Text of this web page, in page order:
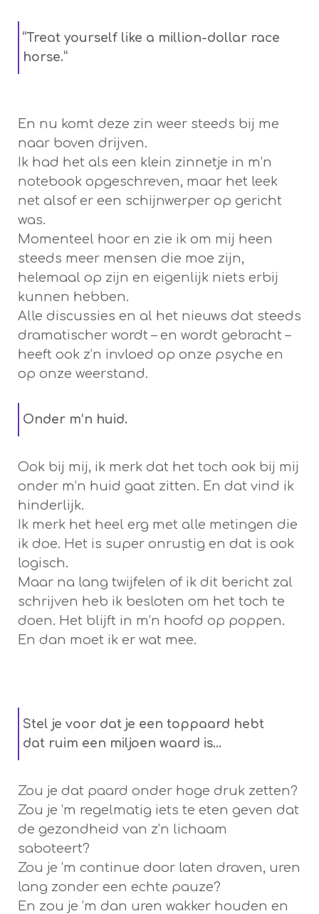
“Treat yourself like a million-dollar race
horse.”
En nu komt deze zin weer steeds bij me
naar boven drijven.
Ik had het als een klein zinnetje in m’n
notebook opgeschreven, maar het leek
net alsof er een schijnwerper op gericht
was.
Momenteel hoor en zie ik om mij heen
steeds meer mensen die moe zijn,
helemaal op zijn en eigenlijk niets erbij
kunnen hebben.
Alle discussies en al het nieuws dat steeds
dramatischer wordt – en wordt gebracht –
heeft ook z’n invloed op onze psyche en
op onze weerstand.
Onder m’n huid.
Ook bij mij, ik merk dat het toch ook bij mij
onder m’n huid gaat zitten. En dat vind ik
hinderlijk.
Ik merk het heel erg met alle metingen die
ik doe. Het is super onrustig en dat is ook
logisch.
Maar na lang twijfelen of ik dit bericht zal
schrijven heb ik besloten om het toch te
doen. Het blijft in m’n hoofd op poppen.
En dan moet ik er wat mee.
Stel je voor dat je een toppaard hebt
dat ruim een miljoen waard is…
Zou je dat paard onder hoge druk zetten?
Zou je ‘m regelmatig iets te eten geven dat
de gezondheid van z’n lichaam
saboteert?
Zou je ‘m continue door laten draven, uren
lang zonder een echte pauze?
En zou je ‘m dan uren wakker houden en